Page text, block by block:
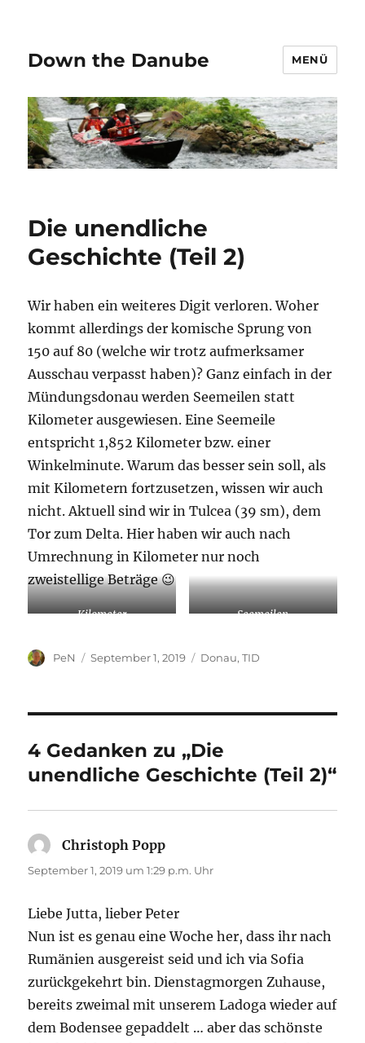
Down the Danube MENÜ
Die unendliche
Geschichte (Teil 2)
Wir haben ein weiteres Digit verloren. Woher
kommt allerdings der komische Sprung von
150 auf 80 (welche wir trotz aufmerksamer
Ausschau verpasst haben)? Ganz einfach in der
Mündungsdonau werden Seemeilen statt
Kilometer ausgewiesen. Eine Seemeile
entspricht 1,852 Kilometer bzw. einer
Winkelminute. Warum das besser sein soll, als
mit Kilometern fortzusetzen, wissen wir auch
nicht. Aktuell sind wir in Tulcea (39 sm), dem
Tor zum Delta. Hier haben wir auch nach
Umrechnung in Kilometer nur noch
zweistellige Beträge 😉
Kilometer Seemeilen
Autor
PeN
Veröffentlicht
September 1, 2019 Kategorien
Donau,TID
4 Gedanken zu „Die
unendliche Geschichte (Teil 2)“
Christoph Popp
September 1, 2019 um 1:29 p.m. Uhr
Liebe Jutta, lieber Peter
Nun ist es genau eine Woche her, dass ihr nach
Rumänien ausgereist seid und ich via Sofia
zurückgekehrt bin. Dienstagmorgen Zuhause,
bereits zweimal mit unserem Ladoga wieder auf
dem Bodensee gepaddelt … aber das schönste